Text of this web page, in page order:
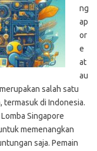
ng
ap
or
e
at
au
salah satu
termasuk di Indonesia.
Singapore
memenangkan
saja. Pemain